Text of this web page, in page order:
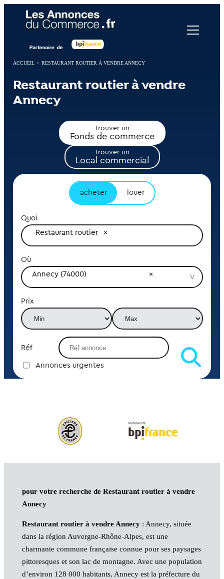
ACCUEIL > RESTAURANT ROUTIER À VENDRE ANNECY
Restaurant routier à vendre
Annecy
Trouver un
Fonds de commerce
Trouver un
Local commercial
acheter louer
Quoi
Restaurant routier
Où
Annecy (74000)
Prix
Réf
Annonces urgentes
pour votre recherche de Restaurant routier à vendre
Annecy
Restaurant routier à vendre Annecy: Annecy, située
dans la région Auvergne-Rhône-Alpes, est une
charmante commune française connue pour ses paysages
pittoresques et son lac de montagne. Avec une population
d’environ 128 000 habitants, Annecy est la préfecture du
Panneau de gestion des cookies